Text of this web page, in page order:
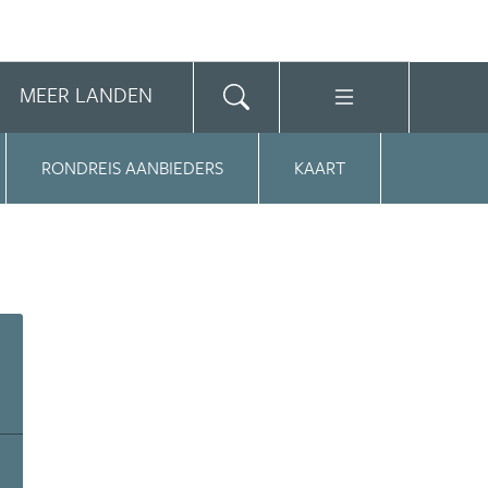
MEER LANDEN
RONDREIS AANBIEDERS KAART